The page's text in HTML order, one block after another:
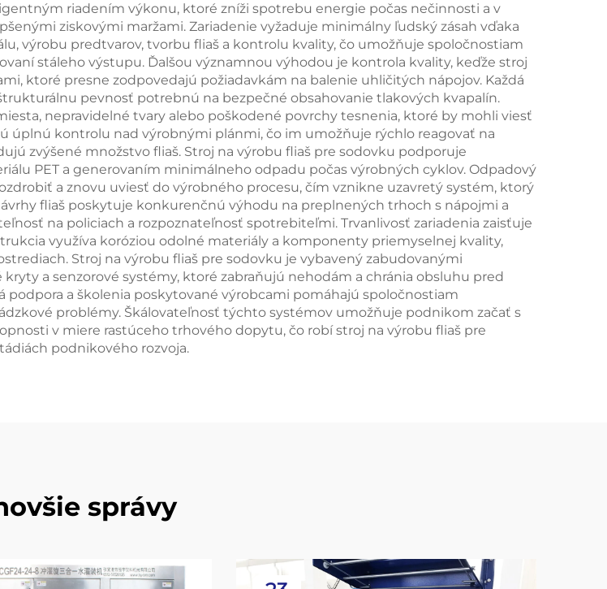
riadením výkonu, ktoré zníži spotrebu energie počas nečinnosti a v
ziskovými maržami. Zariadenie vyžaduje minimálny ľudský zásah vďaka
výrobu predtvarov, tvorbu fliaš a kontrolu kvality, čo umožňuje spoločnostiam
stáleho výstupu. Ďalšou významnou výhodou je kontrola kvality, keďže stroj
ktoré presne zodpovedajú požiadavkám na balenie uhličitých nápojov. Každá
pevnosť potrebnú na bezpečné obsahovanie tlakových kvapalín.
nepravidelné tvary alebo poškodené povrchy tesnenia, ktoré by mohli viesť
úplnú kontrolu nad výrobnými plánmi, čo im umožňuje rýchlo reagovať na
zvýšené množstvo fliaš. Stroj na výrobu fliaš pre sodovku podporuje
PET a generovaním minimálneho odpadu počas výrobných cyklov. Odpadový
a znovu uviesť do výrobného procesu, čím vznikne uzavretý systém, ktorý
fliaš poskytuje konkurenčnú výhodu na preplnených trhoch s nápojmi a
na policiach a rozpoznateľnosť spotrebiteľmi. Trvanlivosť zariadenia zaisťuje
využíva koróziou odolné materiály a komponenty priemyselnej kvality,
Stroj na výrobu fliaš pre sodovku je vybavený zabudovanými
a senzorové systémy, ktoré zabraňujú nehodám a chránia obsluhu pred
a školenia poskytované výrobcami pomáhajú spoločnostiam
problémy. Škálovateľnosť týchto systémov umožňuje podnikom začať s
v miere rastúceho trhového dopytu, čo robí stroj na výrobu fliaš pre
podnikového rozvoja.
správy